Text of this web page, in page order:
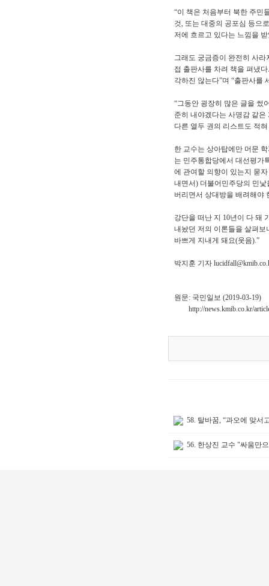
“이 책은 처음부터 북한 주민
것, 또는 대중의 공포심 등으
저에 흐르고 있다는 느낌을 받
그래도 궁금증이 완전히 사
접 출판사를 차려 책을 펴냈
각하진 않는다”며 “출판사를
“그동안 굉장히 많은 글을 썼
준히 내야겠다는 사명감 같은
다른 열두 권의 리스트도 적혀
한 교수는 상아탑에만 머문
는 민주통합당에서 대선평가
에 관여할 의향이 있는지 묻
내면서) 더불어민주당의 민
버리면서 상대방을 배려해야
강단을 떠난 지 10년이 다 돼
내놨던 저의 이론들을 살펴
바쁘게 지내게 돼요(웃음).”
박지훈 기자
원문: 국민일보 (2019-03-19)
http://news.kmib.co.kr/
58. 탈바꿈, “과오에 맞서
56. 한상진 교수 "싸움만